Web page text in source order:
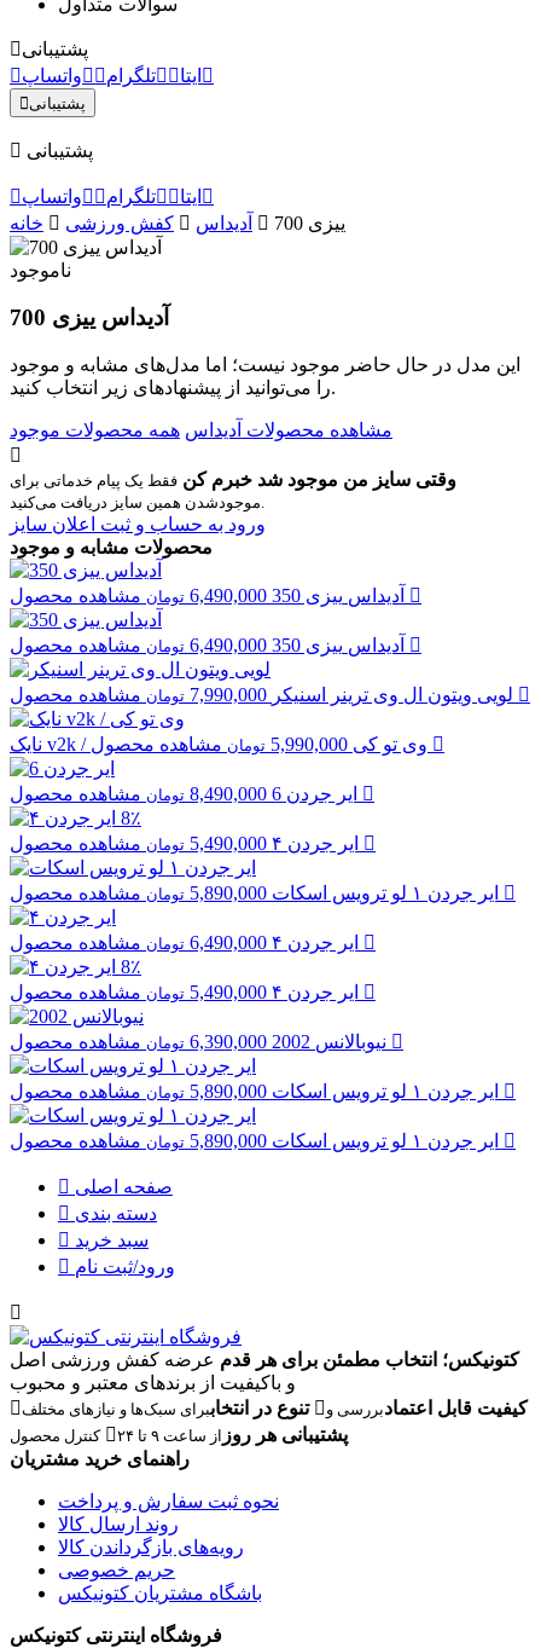
سوالات متداول
پشتیبانی
واتساپ
تلگرام ایتا
پشتیبانی
پشتیبانی
واتساپ تلگرام
ایتا
خانه
کفش ورزشی آدیداس ییزی 700
ناموجود
آدیداس ییزی 700
این مدل در حال حاضر موجود نیست؛ اما مدل‌های مشابه و موجود
را می‌توانید از پیشنهادهای زیر انتخاب کنید.
مشاهده محصولات آدیداس همه محصولات موجود
وقتی سایز من موجود شد خبرم کن فقط یک پیام خدماتی برای
موجودشدن همین سایز دریافت می‌کنید.
ورود به حساب و ثبت اعلان سایز
محصولات مشابه و موجود
آدیداس ییزی 350 6,490,000 تومان
آدیداس ییزی 350 6,490,000 تومان
لویی ویتون ال وی ترینر اسنیکر 7,990,000 تومان
نایک v2k / وی تو کی 5,990,000 تومان
ایر جردن 6
8,490,000 تومان
8٪
ایر جردن ۴ 5,490,000 تومان
ایر جردن ۱ لو ترویس اسکات 5,890,000 تومان
ایر جردن ۴ 6,490,000 تومان
8٪
ایر جردن ۴ 5,490,000 تومان
نیوبالانس 2002
6,390,000 تومان
ایر جردن ۱ لو ترویس اسکات 5,890,000 تومان
ایر جردن ۱ لو ترویس اسکات 5,890,000 تومان
صفحه اصلی
دسته بندی
سبد خرید
ورود/ثبت نام
کتونیکس؛ انتخاب مطمئن برای هر قدم عرضه کفش ورزشی اصل
و باکیفیت از برندهای معتبر و محبوب
تنوع در انتخاببرای سبک‌ها و نیازهای مختلف کیفیت قابل اعتمادبررسی و
کنترل محصول
پشتیبانی هر روز از ساعت ۹ تا ۲۴
راهنمای خرید مشتریان
نحوه ثبت سفارش و پرداخت
روند ارسال کالا
رویه‌های بازگرداندن کالا
حریم خصوصی
باشگاه مشتریان کتونیکس
فروشگاه اینترنتی کتونیکس